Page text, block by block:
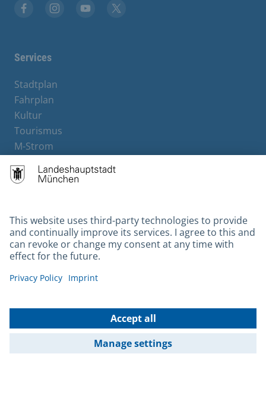
Services
Stadtplan
Fahrplan
Kultur
Tourismus
M-Strom
Hotels
Contact
Barrierefreiheit
Leichte Sprache
Gebärdensprache
Kontakt